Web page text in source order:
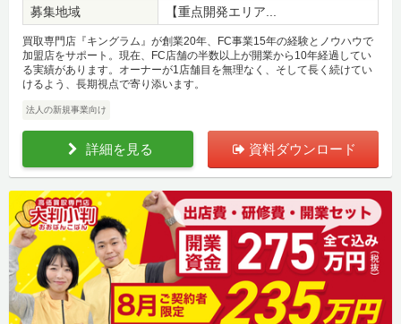
募集地域
【重点開発エリア...
買取専門店『キングラム』が創業20年、FC事業15年の経験とノウハウで
加盟店をサポート。現在、FC店舗の半数以上が開業から10年経過してい
る実績があります。オーナーが1店舗目を無理なく、そして長く続けてい
けるよう、長期視点で寄り添います。
法人の新規事業向け
詳細を見る 資料ダウンロード